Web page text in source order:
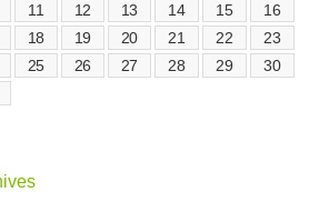
11 12 13 14 15
16
18 19 20 21 22
23
25 26 27 28 29
30